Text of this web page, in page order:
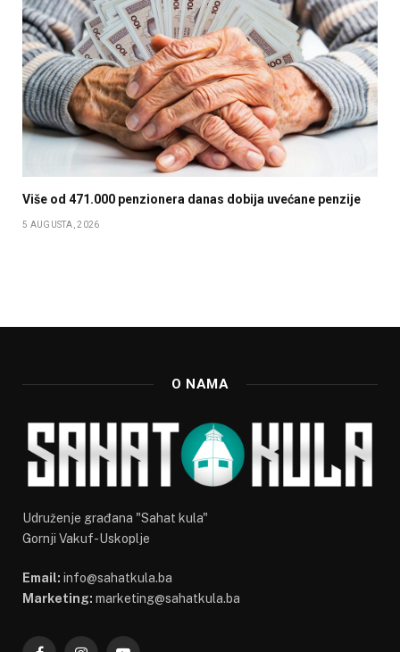
Više od 471.000 penzionera danas dobija uvećane penzije
5 AUGUSTA, 2026
O NAMA
Udruženje građana "Sahat kula"
Gornji Vakuf-Uskoplje
Email: info@sahatkula.ba
Marketing: marketing@sahatkula.ba